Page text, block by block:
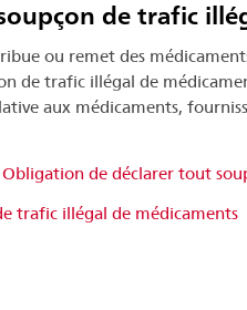
de trafic
ou remet des
de trafic illégal de
aux médicaments,
de déclarer tout
trafic illégal de médicaments